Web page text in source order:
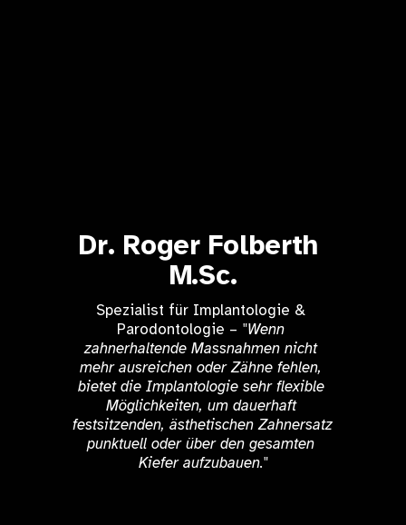
Dr. Roger Folberth
M.Sc.
Spezialist für Implantologie &
Parodontologie – "Wenn
zahnerhaltende Massnahmen nicht
mehr ausreichen oder Zähne fehlen,
bietet die Implantologie sehr flexible
Möglichkeiten, um dauerhaft
festsitzenden, ästhetischen Zahnersatz
punktuell oder über den gesamten
Kiefer aufzubauen."